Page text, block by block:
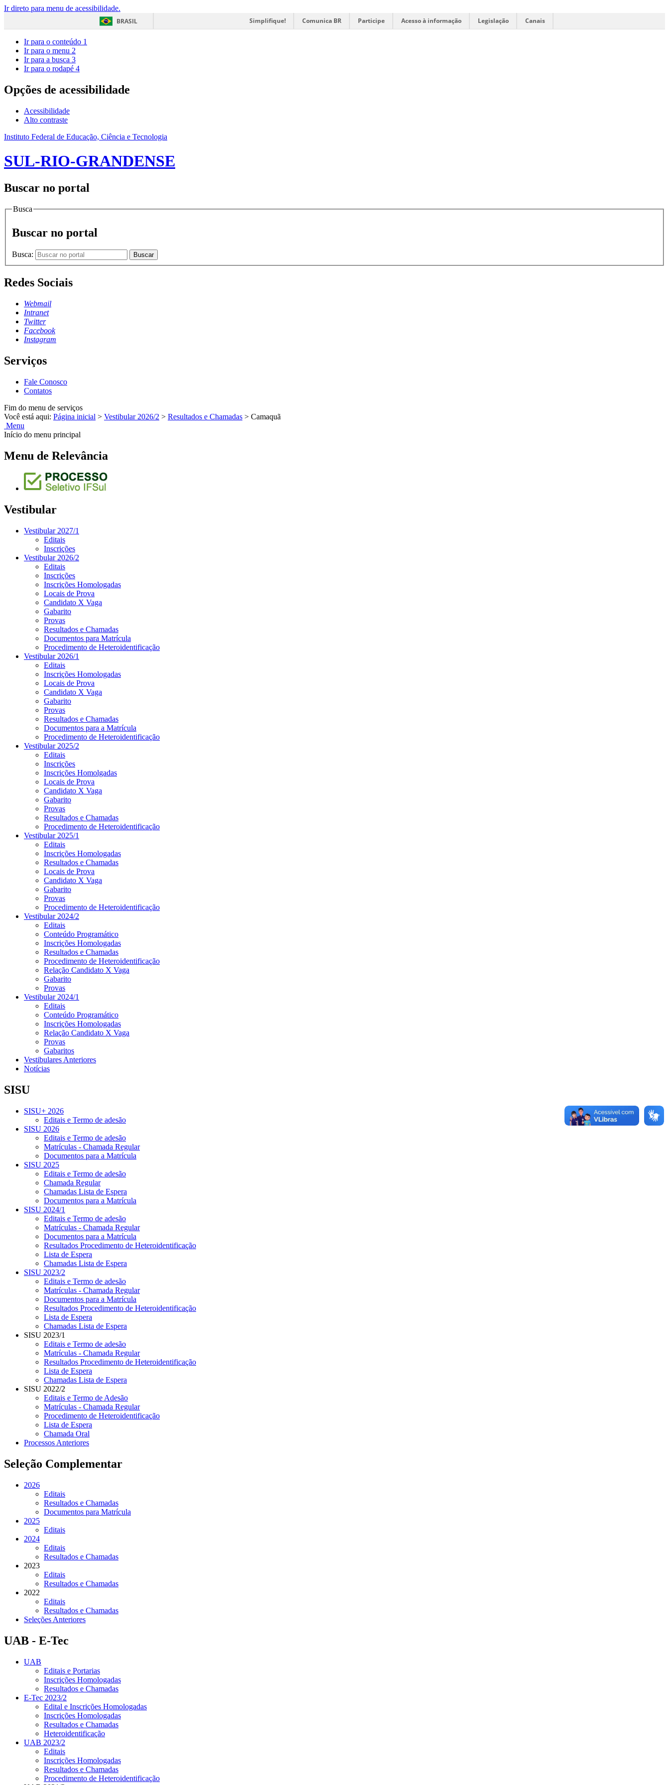
Ir direto para menu de acessibilidade.
BRASIL
Simplifique! Comunica BR Participe Acesso à informação Legislação Canais
Ir para o conteúdo 1
Ir para o menu 2
Ir para a busca 3
Ir para o rodapé 4
Opções de acessibilidade
Acessibilidade
Alto contraste
Instituto Federal de Educação, Ciência e Tecnologia
SUL-RIO-GRANDENSE
Buscar no portal
Busca
Buscar no portal
Busca: Buscar
Redes Sociais
Webmail
Intranet
Twitter
Facebook
Instagram
Serviços
Fale Conosco
Contatos
Fim do menu de serviços
Você está aqui: Página inicial > Vestibular 2026/2 > Resultados e Chamadas > Camaquã
Menu
Início do menu principal
Menu de Relevância
Vestibular
Vestibular 2027/1
Editais
Inscrições
Vestibular 2026/2
Editais
Inscrições
Inscrições Homologadas
Locais de Prova
Candidato X Vaga
Gabarito
Provas
Resultados e Chamadas
Documentos para Matrícula
Procedimento de Heteroidentificação
Vestibular 2026/1
Editais
Inscrições Homologadas
Locais de Prova
Candidato X Vaga
Gabarito
Provas
Resultados e Chamadas
Documentos para a Matrícula
Procedimento de Heteroidentificação
Vestibular 2025/2
Editais
Inscrições
Inscrições Homolgadas
Locais de Prova
Candidato X Vaga
Gabarito
Provas
Resultados e Chamadas
Procedimento de Heteroidentificação
Vestibular 2025/1
Editais
Inscrições Homologadas
Resultados e Chamadas
Locais de Prova
Candidato X Vaga
Gabarito
Provas
Procedimento de Heteroidentificação
Vestibular 2024/2
Editais
Conteúdo Programático
Inscrições Homologadas
Resultados e Chamadas
Procedimento de Heteroidentificação
Relação Candidato X Vaga
Gabarito
Provas
Vestibular 2024/1
Editais
Conteúdo Programático
Inscrições Homologadas
Relação Candidato X Vaga
Provas
Gabaritos
Vestibulares Anteriores
Notícias
SISU
SISU+ 2026
Editais e Termo de adesão
SISU 2026
Editais e Termo de adesão
Matrículas - Chamada Regular
Documentos para a Matrícula
SISU 2025
Editais e Termo de adesão
Chamada Regular
Chamadas Lista de Espera
Documentos para a Matrícula
SISU 2024/1
Editais e Termo de adesão
Matrículas - Chamada Regular
Documentos para a Matrícula
Resultados Procedimento de Heteroidentificação
Lista de Espera
Chamadas Lista de Espera
SISU 2023/2
Editais e Termo de adesão
Matrículas - Chamada Regular
Documentos para a Matrícula
Resultados Procedimento de Heteroidentificação
Lista de Espera
Chamadas Lista de Espera
SISU 2023/1
Editais e Termo de adesão
Matrículas - Chamada Regular
Resultados Procedimento de Heteroidentificação
Lista de Espera
Chamadas Lista de Espera
SISU 2022/2
Editais e Termo de Adesão
Matrículas - Chamada Regular
Procedimento de Heteroidentificação
Lista de Espera
Chamada Oral
Processos Anteriores
Seleção Complementar
2026
Editais
Resultados e Chamadas
Documentos para Matrícula
2025
Editais
2024
Editais
Resultados e Chamadas
2023
Editais
Resultados e Chamadas
2022
Editais
Resultados e Chamadas
Seleções Anteriores
UAB - E-Tec
UAB
Editais e Portarias
Inscrições Homologadas
Resultados e Chamadas
E-Tec 2023/2
Edital e Inscrições Homologadas
Inscrições Homologadas
Resultados e Chamadas
Heteroidentificação
UAB 2023/2
Editais
Inscrições Homologadas
Resultados e Chamadas
Procedimento de Heteroidentificação